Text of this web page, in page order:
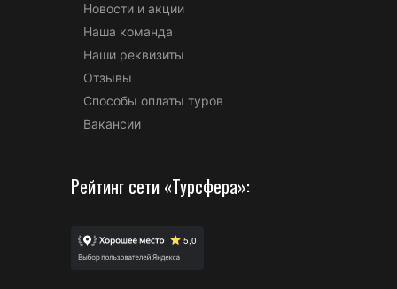
Новости и акции
Наша команда
Наши реквизиты
Отзывы
Способы оплаты туров
Вакансии
Рейтинг сети «Турсфера»: